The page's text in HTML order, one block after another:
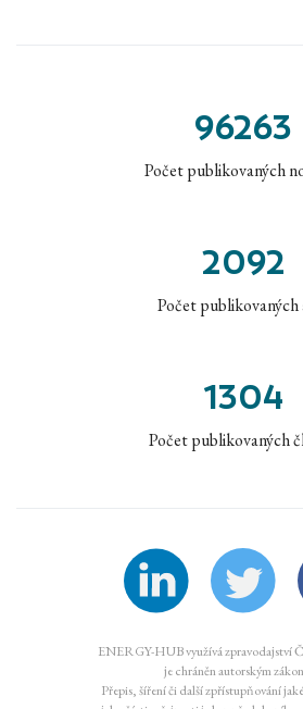
96263
Počet publikovaných
2092
Počet publikovaných
1304
Počet publikovaných
ENERGY-HUB využívá zpravodajství
je chráněn autorským
Přepis, šíření či další zpřístupňování